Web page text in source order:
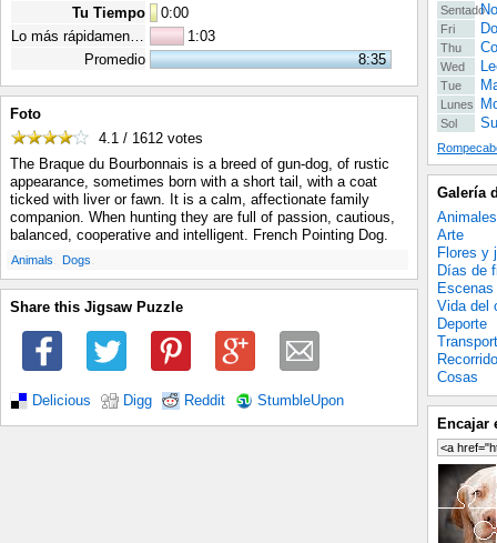
Tu Tiempo
0:00
Lo más rápidamente posible
1:03
Promedio
8:35
Foto
4.1 / 1612 votes
The Braque du Bourbonnais is a breed of gun-dog, of rustic
appearance, sometimes born with a short tail, with a coat
ticked with liver or fawn. It is a calm, affectionate family
companion. When hunting they are full of passion, cautious,
balanced, cooperative and intelligent. French Pointing Dog.
Animals Dogs
Share this Jigsaw Puzzle
Delicious Digg Reddit StumbleUpon
Sentado
Fri
Thu
Wed
Tue
Lunes
Sol
Galería
Animales
Arte
Flores y
Días de
Vida del
Deporte
Recorrido
Cosas
Encajar